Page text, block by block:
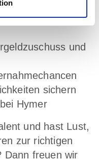
und
und
sichern
Hymer
und hast Lust,
zur richtigen
Dann freuen wir